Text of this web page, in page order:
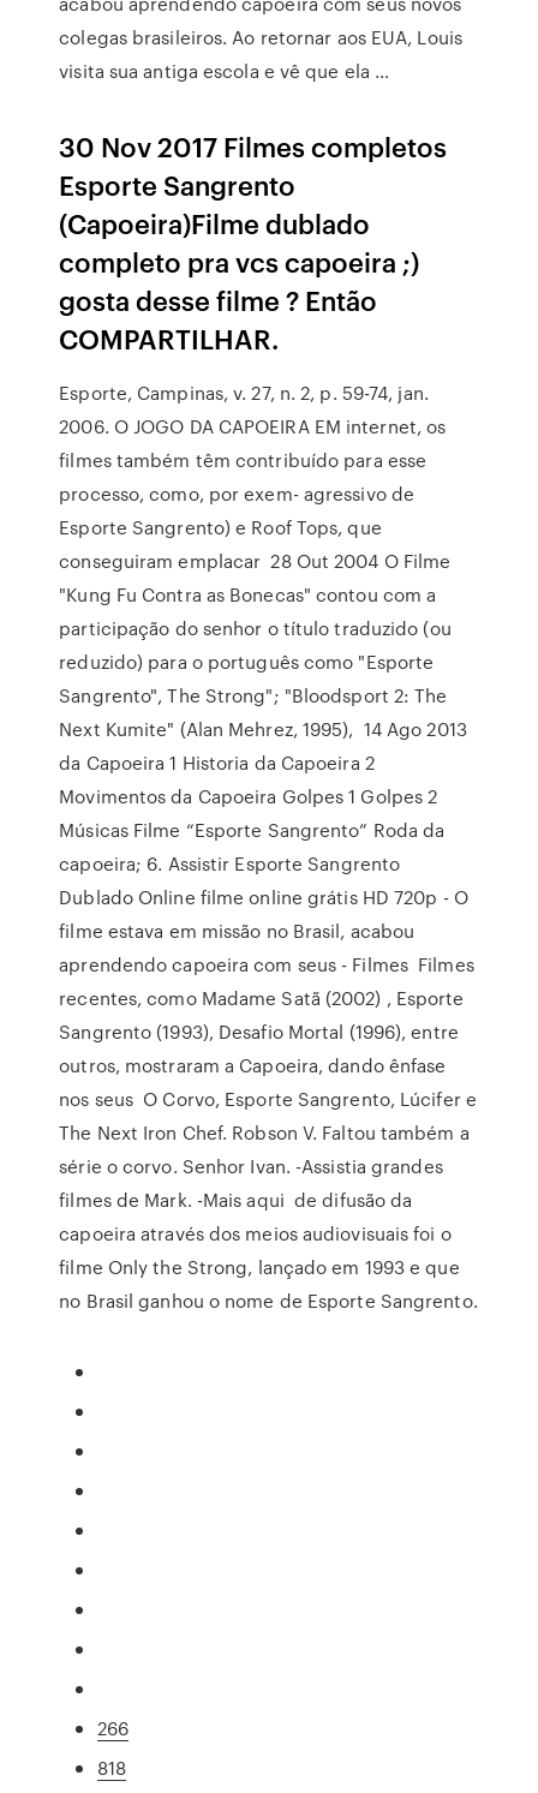
colegas brasileiros. Ao retornar aos EUA, Louis
visita sua antiga escola e vê que ela …
30 Nov 2017 Filmes completos
Esporte Sangrento
(Capoeira)Filme dublado
completo pra vcs capoeira ;)
gosta desse filme ? Então
COMPARTILHAR.
Esporte, Campinas, v. 27, n. 2, p. 59-74, jan.
2006. O JOGO DA CAPOEIRA EM internet, os
filmes também têm contribuído para esse
processo, como, por exem- agressivo de
Esporte Sangrento) e Roof Tops, que
conseguiram emplacar 28 Out 2004 O Filme
"Kung Fu Contra as Bonecas" contou com a
participação do senhor o título traduzido (ou
reduzido) para o português como "Esporte
Sangrento", The Strong"; "Bloodsport 2: The
Next Kumite" (Alan Mehrez, 1995), 14 Ago 2013
da Capoeira 1 Historia da Capoeira 2
Movimentos da Capoeira Golpes 1 Golpes 2
Músicas Filme “Esporte Sangrento” Roda da
capoeira; 6. Assistir Esporte Sangrento
Dublado Online filme online grátis HD 720p - O
filme estava em missão no Brasil, acabou
aprendendo capoeira com seus - Filmes Filmes
recentes, como Madame Satã (2002) , Esporte
Sangrento (1993), Desafio Mortal (1996), entre
outros, mostraram a Capoeira, dando ênfase
nos seus O Corvo, Esporte Sangrento, Lúcifer e
The Next Iron Chef. Robson V. Faltou também a
série o corvo. Senhor Ivan. -Assistia grandes
filmes de Mark. -Mais aqui de difusão da
capoeira através dos meios audiovisuais foi o
filme Only the Strong, lançado em 1993 e que
no Brasil ganhou o nome de Esporte Sangrento.
266
818